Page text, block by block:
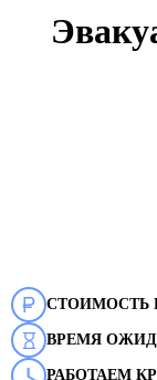
СТОИМОСТЬ
ВРЕМЯ
РАБОТАЕМ